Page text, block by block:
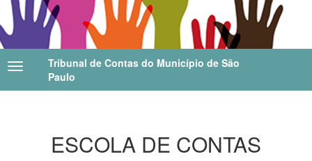
Tribunal de Contas do Município de São
Paulo
ESCOLA DE CONTAS